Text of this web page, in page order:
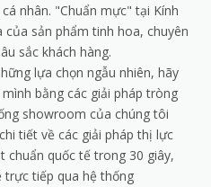
nhân. "Chuẩn mực" tại Kính
sản phẩm tinh hoa, chuyên
sắc khách hàng.
lựa chọn ngẫu nhiên, hãy
bằng các giải pháp tròng
showroom của chúng tôi
tiết về các giải pháp thị lực
chuẩn quốc tế trong 30 giây,
trực tiếp qua hệ thống